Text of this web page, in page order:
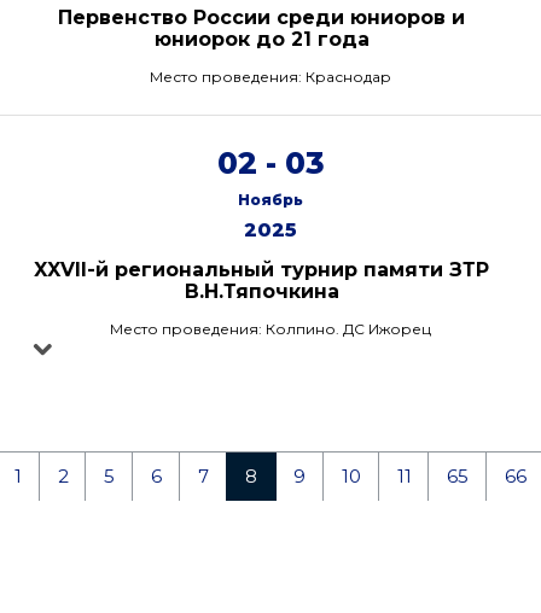
Первенство России среди юниоров и
юниорок до 21 года
Место проведения: Краснодар
02 - 03
Ноябрь
2025
XXVII-й региональный турнир памяти ЗТР
В.Н.Тяпочкина
Место проведения: Колпино. ДС Ижорец
1 2 5 6 7 8 9 10 11 65 66